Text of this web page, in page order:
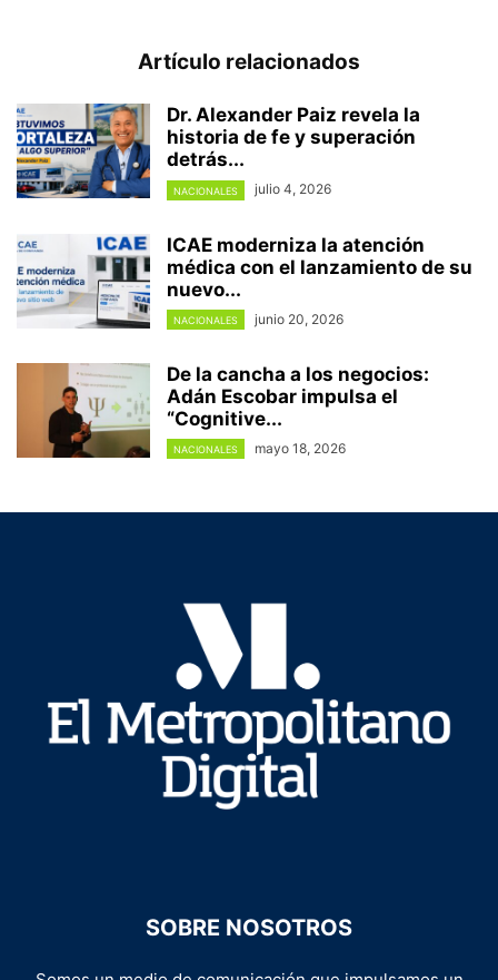
Artículo relacionados
Dr. Alexander Paiz revela la
historia de fe y superación
detrás...
NACIONALES julio 4, 2026
ICAE moderniza la atención
médica con el lanzamiento de su
nuevo...
NACIONALES junio 20, 2026
De la cancha a los negocios:
Adán Escobar impulsa el
“Cognitive...
NACIONALES mayo 18, 2026
SOBRE NOSOTROS